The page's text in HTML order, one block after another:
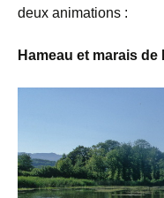
deux animations :
Hameau et marais de